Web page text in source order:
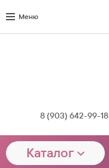
Меню
8 (903) 642-99-18
Каталог